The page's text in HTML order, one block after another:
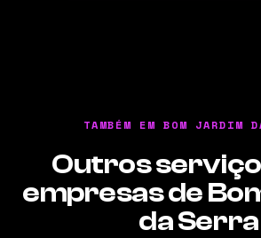
TAMBÉM EM BOM JARDIM
Outros
empresas de
da Serra